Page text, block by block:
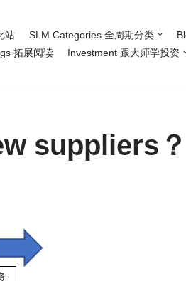
站 SLM Categories 全周期分类
拓展阅读
Investment 跟大师学投资
suppliers？